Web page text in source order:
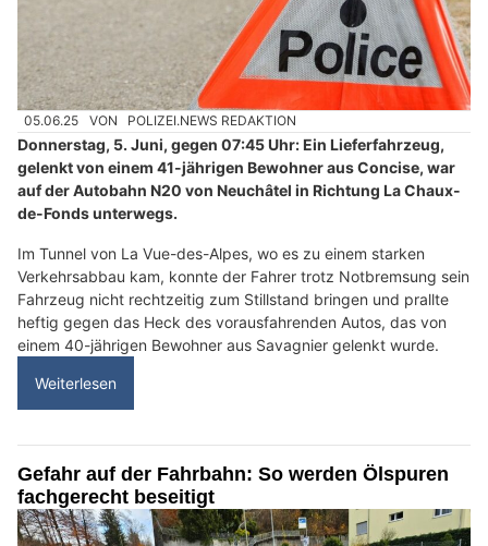
05.06.25 VON POLIZEI.NEWS REDAKTION
Donnerstag, 5. Juni, gegen 07:45 Uhr: Ein Lieferfahrzeug,
gelenkt von einem 41-jährigen Bewohner aus Concise, war
auf der Autobahn N20 von Neuchâtel in Richtung La Chaux-
de-Fonds unterwegs.
Im Tunnel von La Vue-des-Alpes, wo es zu einem starken
Verkehrsabbau kam, konnte der Fahrer trotz Notbremsung sein
Fahrzeug nicht rechtzeitig zum Stillstand bringen und prallte
heftig gegen das Heck des vorausfahrenden Autos, das von
einem 40-jährigen Bewohner aus Savagnier gelenkt wurde.
Weiterlesen
Gefahr auf der Fahrbahn: So werden Ölspuren
fachgerecht beseitigt